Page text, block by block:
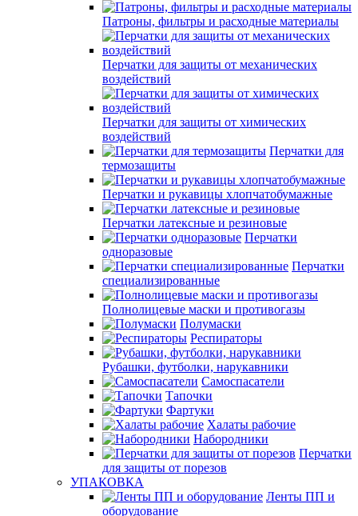
Патроны, фильтры и расходные материалы
Перчатки для защиты от механических
воздействий
Перчатки для защиты от химических
воздействий
Перчатки для
термозащиты
Перчатки и рукавицы хлопчатобумажные
Перчатки латексные и резиновые
Перчатки
одноразовые
Перчатки
специализированные
Полнолицевые маски и противогазы
Полумаски
Респираторы
Рубашки, футболки, нарукавники
Самоспасатели
Тапочки
Фартуки
Халаты рабочие
Набородники
Перчатки
для защиты от порезов
УПАКОВКА
Ленты ПП и
оборудование